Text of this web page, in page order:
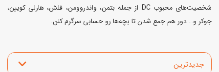
شخصیت‌های محبوب DC از جمله بتمن،
واندروومن، فلش، هارلی کویین،
جوکر و… دور هم جمع شدن تا بچه‌ها رو حسابی سرگرم کنن.
مرتب‌سازی محصولات